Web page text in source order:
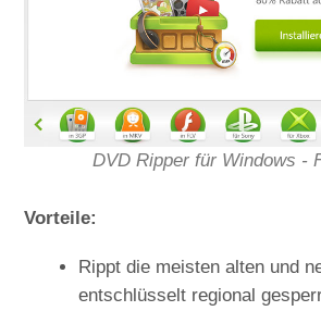
DVD Ripper für Windows -
Vorteile:
Rippt die meisten alten und
entschlüsselt regional